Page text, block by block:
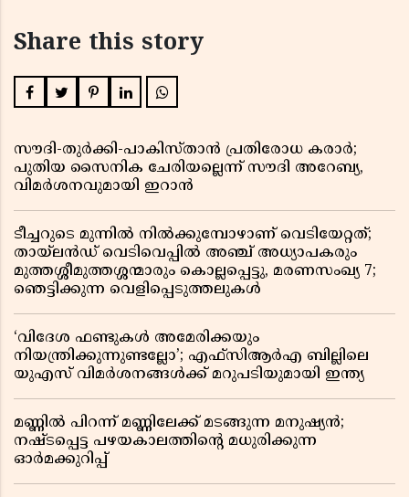
Share this story
സൗദി-തുർക്കി-പാകിസ്താൻ പ്രതിരോധ കരാർ;
പുതിയ സൈനിക ചേരിയല്ലെന്ന് സൗദി അറേബ്യ,
വിമർശനവുമായി ഇറാൻ
ടീച്ചറുടെ മുന്നിൽ നിൽക്കുമ്പോഴാണ് വെടിയേറ്റത്;
തായ്‌ലൻഡ് വെടിവെപ്പിൽ അഞ്ച് അധ്യാപകരും
മുത്തശ്ശീമുത്തശ്ശന്മാരും കൊല്ലപ്പെട്ടു, മരണസംഖ്യ 7;
ഞെട്ടിക്കുന്ന വെളിപ്പെടുത്തലുകൾ
‘വിദേശ ഫണ്ടുകൾ അമേരിക്കയും
നിയന്ത്രിക്കുന്നുണ്ടല്ലോ’; എഫ്സിആർഎ ബില്ലിലെ
യുഎസ് വിമർശനങ്ങൾക്ക് മറുപടിയുമായി ഇന്ത്യ
മണ്ണിൽ പിറന്ന് മണ്ണിലേക്ക് മടങ്ങുന്ന മനുഷ്യൻ;
നഷ്ടപ്പെട്ട പഴയകാലത്തിൻ്റെ മധുരിക്കുന്ന
ഓർമക്കുറിപ്പ്